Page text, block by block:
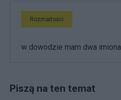
Rozmaitości
w dowodzie mam dwa imiona
Piszą na ten temat